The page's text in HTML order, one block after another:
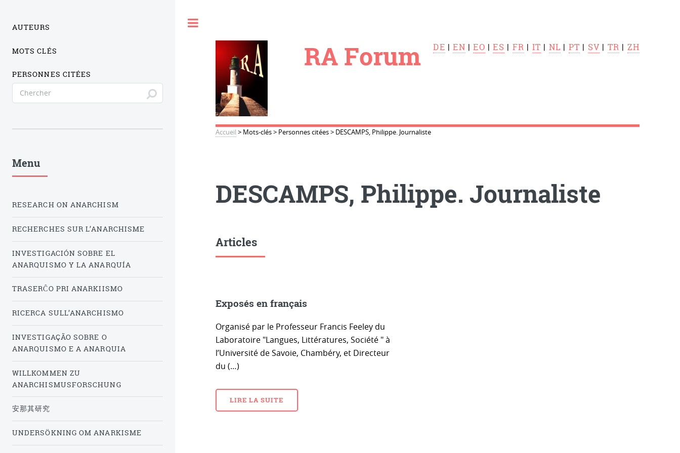
RA Forum DE |EN |EO |ES | FR | IT | NL | PT | SV | TR | ZH
Accueil > Mots-clés> Personnes citées> DESCAMPS, Philippe. Journaliste
DESCAMPS, Philippe. Journaliste
Articles
Exposés en français
Organisé par le Professeur Francis Feeley du
Laboratoire "Langues, Littératures, Société " à
l’Université de Savoie, Chambéry, et Directeur
du (…)
LIRE LA SUITE
AUTEURS
MOTS CLÉS
PERSONNES CITÉES
Menu
RESEARCH ON ANARCHISM
RECHERCHES SUR L’ANARCHISME
INVESTIGACIÓN SOBRE EL
ANARQUISMO Y LA ANARQUÍA
TRASERĈO PRI ANARKIISMO
RICERCA SULL’ANARCHISMO
INVESTIGAÇÃO SOBRE O
ANARQUISMO E A ANARQUIA
WILLKOMMEN ZU
ANARCHISMUSFORSCHUNG
安那其研究
UNDERSÖKNING OM ANARKISME